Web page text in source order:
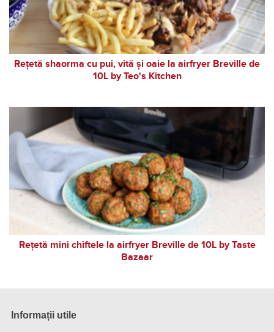
Rețetă shaorma cu pui, vită și oaie la airfryer Breville de
10L by Teo's Kitchen
Rețetă mini chiftele la airfryer Breville de 10L by Taste
Bazaar
Informații utile